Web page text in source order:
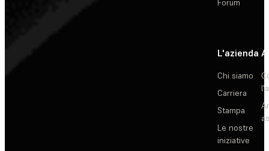
Forum
L'azienda
Chi siamo
Carriera
Stampa
Le nostre
iniziative